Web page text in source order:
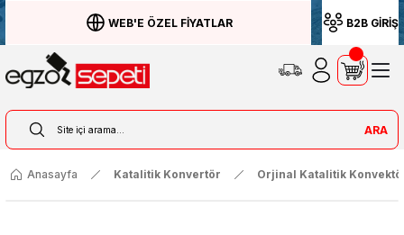
WEB'E ÖZEL FİYATLAR B2B GİRİŞ
ARA
Anasayfa Katalitik Konvertör Orjinal Katalitik